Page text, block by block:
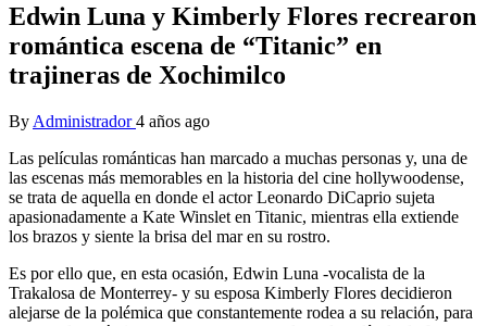
Edwin Luna y Kimberly Flores recrearon
romántica escena de “Titanic” en
trajineras de Xochimilco
By Administrador4 años ago
Las películas románticas han marcado a muchas personas y, una de
las escenas más memorables en la historia del cine hollywoodense,
se trata de aquella en donde el actor Leonardo DiCaprio sujeta
apasionadamente a Kate Winslet en Titanic, mientras ella extiende
los brazos y siente la brisa del mar en su rostro.
Es por ello que, en esta ocasión, Edwin Luna -vocalista de la
Trakalosa de Monterrey- y su esposa Kimberly Flores decidieron
alejarse de la polémica que constantemente rodea a su relación, para